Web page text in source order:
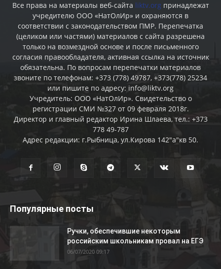
Все права на материалы веб-сайта liktv.org принадлежат
учредителю ООО «НатОлИр» и охраняются в
соответствии с законодательством ПМР. Перепечатка
(целиком или частями) материалов c сайта разрешена
только на возмездной основе и после письменного
согласия правообладателя, активная ссылка на источник
обязательна. По вопросам перепечатки материалов
звоните по телефонам: +373 (778) 49787, +373(778) 25234
или пишите по адресу: info@liktv.org
Учредитель: ООО «НатОлИр». Свидетельство о
регистрации СМИ №327 от 09 февраля 2018г.
Директор и главный редактор Ирина Шлаева, тел.: +373
778 49-787
Адрес редакции: г.Рыбница, ул.Кирова 142"а"кв 50.
Популярные посты
Ручки, обеспечившие некоторым
российским школьникам провал на ЕГЭ
06/07/2020 09:17